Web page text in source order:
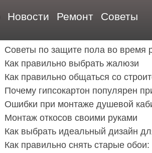
Новости Ремонт Советы
Советы по защите пола во время
Как правильно выбрать жалюзи
Как правильно общаться со
Почему гипсокартон популярен
Ошибки при монтаже душевой
Монтаж откосов своими руками
Как выбрать идеальный дизайн
Как правильно снять старые